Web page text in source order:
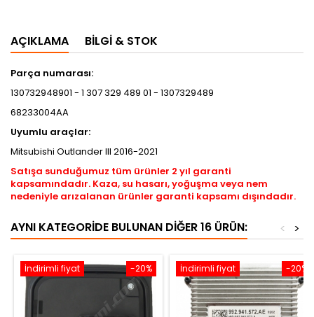
AÇIKLAMA BILGI & STOK
Parça numarası:
130732948901 - 1 307 329 489 01 - 1307329489
68233004AA
Uyumlu araçlar:
Mitsubishi Outlander III 2016-2021
Satışa sunduğumuz tüm ürünler 2 yıl garanti
kapsamındadır. Kaza, su hasarı, yoğuşma veya nem
nedeniyle arızalanan ürünler garanti kapsamı dışındadır.
AYNI KATEGORIDE BULUNAN DIĞER 16 ÜRÜN: >
<
-20%
İndirimli fiyat -20%
İndirimli fiyat